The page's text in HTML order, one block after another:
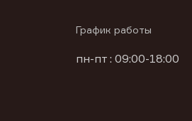
График работы
пн-пт : 09:00-18:00